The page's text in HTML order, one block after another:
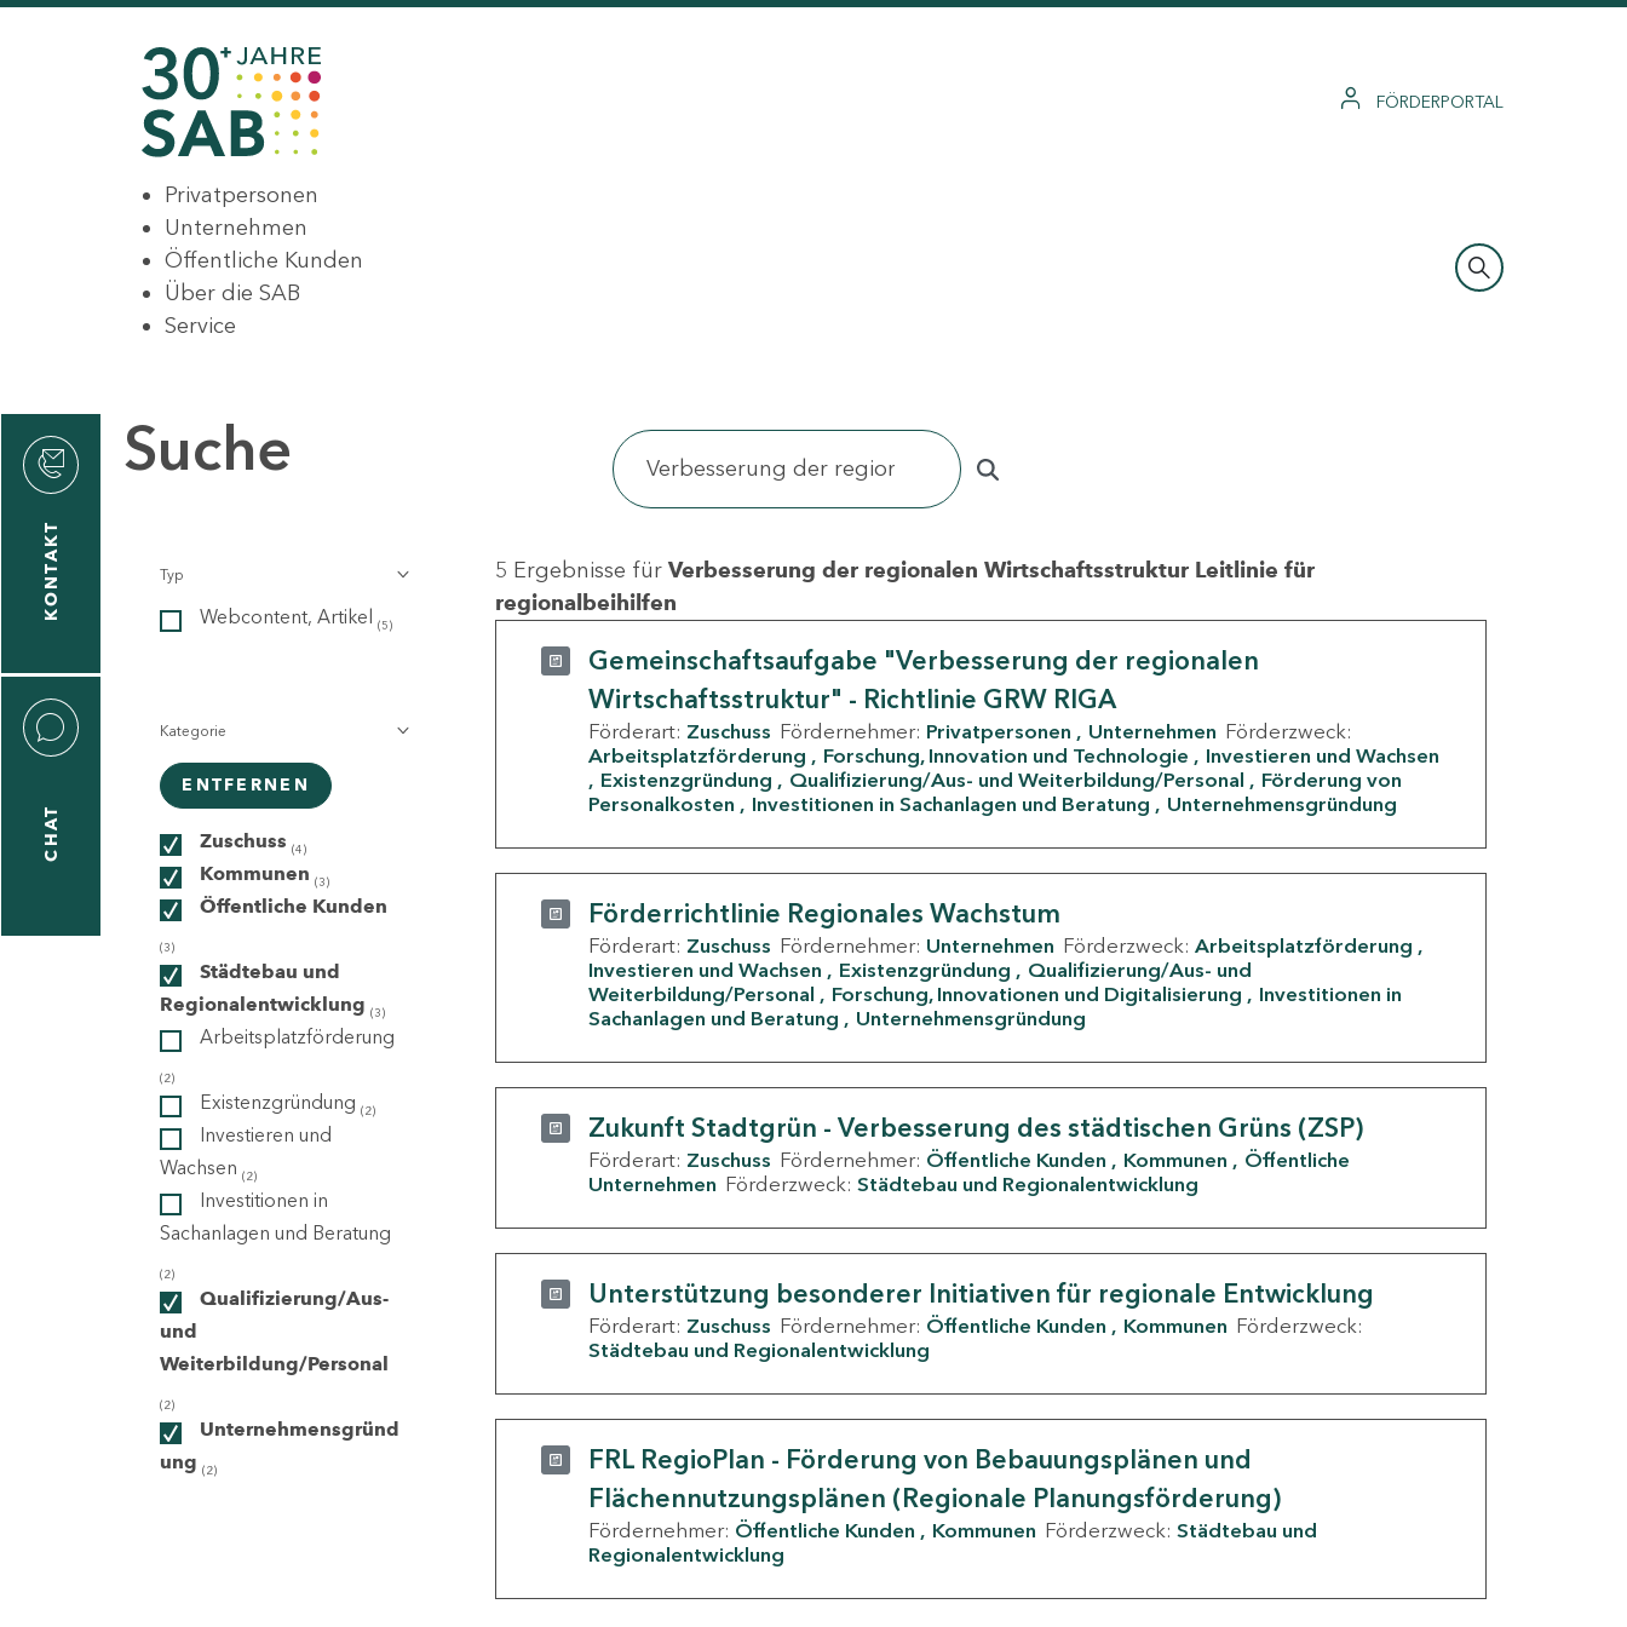
FÖRDERPORTAL
Privatpersonen
Unternehmen
Öffentliche Kunden
Über die SAB
Service
KONTAKT
CHAT
Suche
Typ
Webcontent, Artikel (5)
Kategorie
ENTFERNEN
Zuschuss (4)
Kommunen (3)
Öffentliche Kunden
(3)
Städtebau und
Regionalentwicklung (3)
Arbeitsplatzförderung
(2)
Existenzgründung (2)
Investieren und
Wachsen (2)
Investitionen in
Sachanlagen und Beratung
(2)
Qualifizierung/Aus-
und
Weiterbildung/Personal
(2)
Unternehmensgründ
ung (2)
5 Ergebnisse für Verbesserung der regionalen Wirtschaftsstruktur Leitlinie für
regionalbeihilfen
Gemeinschaftsaufgabe "Verbesserung der regionalen
Wirtschaftsstruktur" - Richtlinie GRW RIGA
Förderart: Zuschuss Fördernehmer: Privatpersonen Unternehmen Förderzweck:
Arbeitsplatzförderung
Forschung, Innovation und Technologie
Investieren und Wachsen
Existenzgründung
Qualifizierung/Aus- und Weiterbildung/Personal
Förderung von
Personalkosten
Investitionen in Sachanlagen und Beratung Unternehmensgründung
Förderrichtlinie Regionales Wachstum
Förderart: Zuschuss Fördernehmer: Unternehmen Förderzweck: Arbeitsplatzförderung
Investieren und Wachsen
Existenzgründung
Qualifizierung/Aus- und
Weiterbildung/Personal
Forschung, Innovationen und Digitalisierung
Investitionen in
Sachanlagen und Beratung
Unternehmensgründung
Zukunft Stadtgrün - Verbesserung des städtischen Grüns (ZSP)
Förderart: Zuschuss Fördernehmer: Öffentliche Kunden Kommunen
Öffentliche
Unternehmen Förderzweck: Städtebau und Regionalentwicklung
Unterstützung besonderer Initiativen für regionale Entwicklung
Förderart: Zuschuss Fördernehmer: Öffentliche Kunden Kommunen Förderzweck:
Städtebau und Regionalentwicklung
FRL RegioPlan - Förderung von Bebauungsplänen und
Flächennutzungsplänen (Regionale Planungsförderung)
Fördernehmer: Öffentliche Kunden Kommunen Förderzweck: Städtebau und
Regionalentwicklung